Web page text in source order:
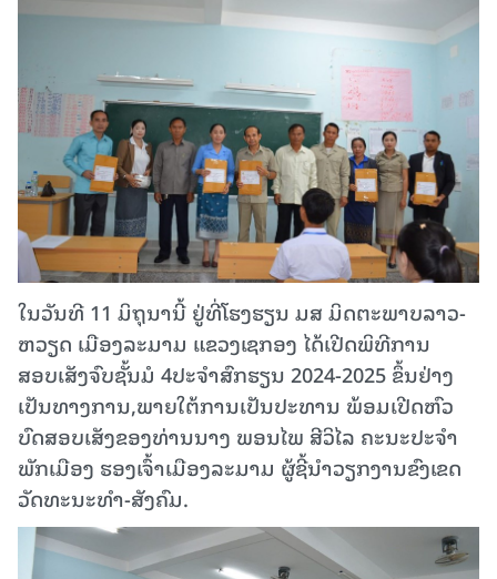
ໃນວັນທີ 11 ມິຖຸນານີ້ ຢູ່ທີ່ໂຮງຮຽນ ມສ ມິດຕະພາບລາວ-
ຫວຽດ ເມືອງລະມາມ ແຂວງເຊກອງ ໄດ້ເປີດພິທີການ
ສອບເສັງຈົບຊັ້ນມໍ 4ປະຈໍາສົກຮຽນ 2024-2025 ຂຶ້ນຢ່າງ
ເປັນທາງການ,ພາຍໃຕ້ການເປັນປະທານ ພ້ອມເປີດຫົວ
ບົດສອບເສັງຂອງທ່ານນາງ ພອນໄພ ສີວິໄລ ຄະນະປະຈຳ
ພັກເມືອງ ຮອງເຈົ້າເມືອງລະມາມ ຜູ້ຊີ້ນຳວຽກງານຂົງເຂດ
ວັດທະນະທຳ-ສັງຄົມ.